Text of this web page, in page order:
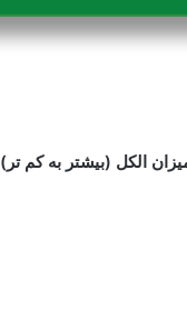
الکل (بیشتر به کم تر)